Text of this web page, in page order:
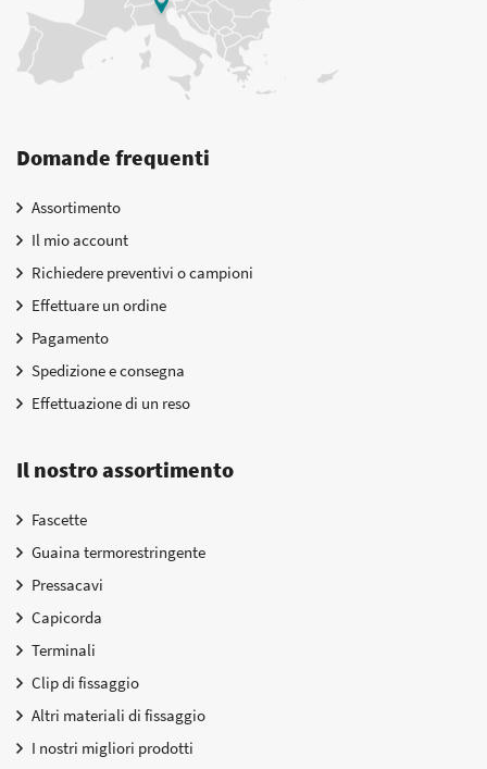
Domande frequenti
Assortimento
Il mio account
Richiedere preventivi o campioni
Effettuare un ordine
Pagamento
Spedizione e consegna
Effettuazione di un reso
Il nostro assortimento
Fascette
Guaina termorestringente
Pressacavi
Capicorda
Terminali
Clip di fissaggio
Altri materiali di fissaggio
I nostri migliori prodotti